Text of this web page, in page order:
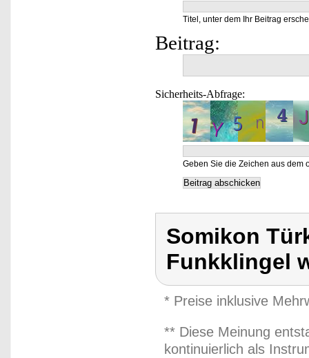
Titel, unter dem Ihr Beitrag
Beitrag:
Sicherheits-Abfrage:
Geben Sie die Zeichen aus dem
Somikon
Funkklingel
* Preise inklusive
** Diese Meinung
kontinuierlich als